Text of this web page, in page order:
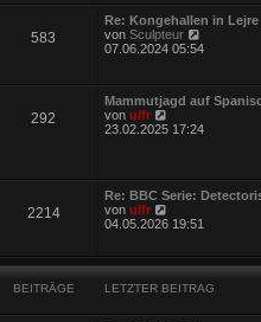
g
s
t
e
r
t
r
a
583
Re: Kongehallen in Lejre
vonSculpteur
e
s
t
r
t
r
a
g
07.06.2024 05:54
292
Mammutjagd auf
vonulfr
e
t
e
B
i
t
r
g
23.02.2025 17:24
2214
Re: BBC Serie:
vonulfr
e
s
e
04.05.2026 19:51
BEITRÄGE LETZTER BEITRAG